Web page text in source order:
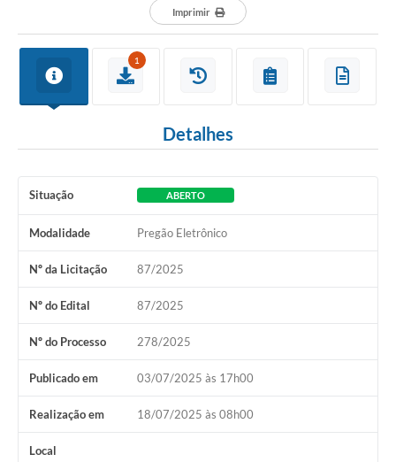
Imprimir
1
Detalhes
Situação ABERTO
Modalidade Pregão Eletrônico
Nº da Licitação 87/2025
Nº do Edital 87/2025
Nº do Processo 278/2025
Publicado em 03/07/2025 às 17h00
Realização em 18/07/2025 às 08h00
Local